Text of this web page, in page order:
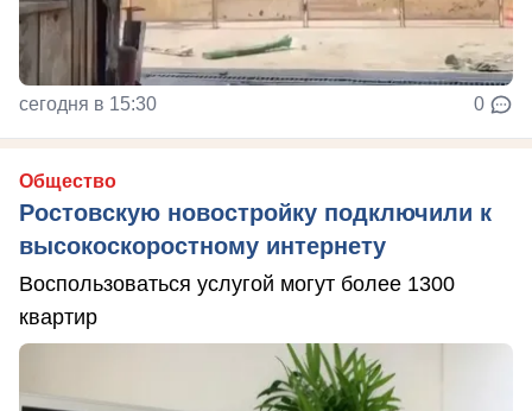
сегодня в 15:30 0
Общество
Ростовскую новостройку подключили к
высокоскоростному интернету
Воспользоваться услугой могут более 1300
квартир